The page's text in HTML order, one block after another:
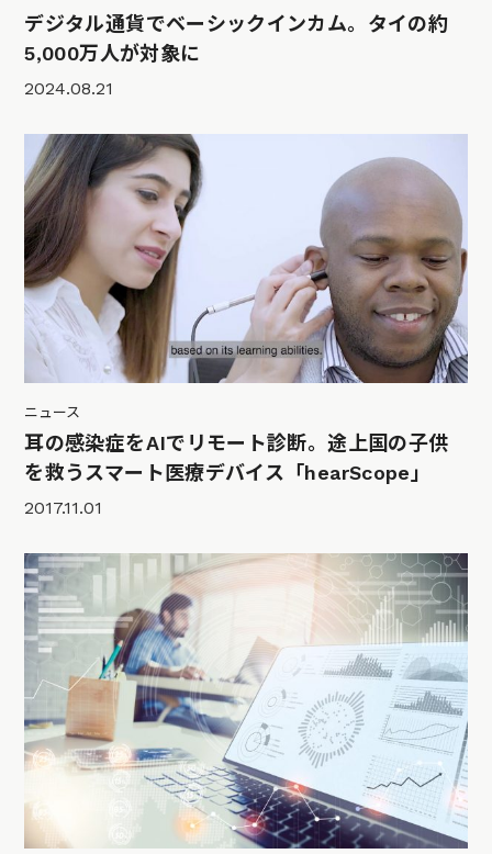
デジタル通貨でベーシックインカム。タイの約
5,000万人が対象に
2024.08.21
ニュース
耳の感染症をAIでリモート診断。途上国の子供
を救うスマート医療デバイス「hearScope」
2017.11.01